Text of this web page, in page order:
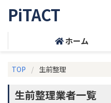
PiTACT
ホーム
TOP 生前整理
生前整理業者一覧